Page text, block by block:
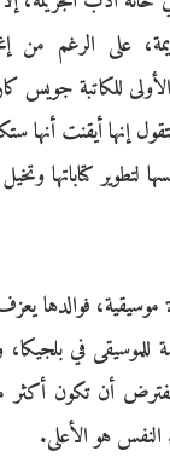
على الرغم من
للكاتبة جويس
إنها أيقنت أنها
لتطوير كتاباتها
موسيقية، فوالدها
للموسيقى في
أن تكون أكثر
هو الأعلى.